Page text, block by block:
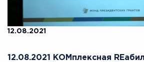
12.08.2021
12.08.2021 КОМплексная